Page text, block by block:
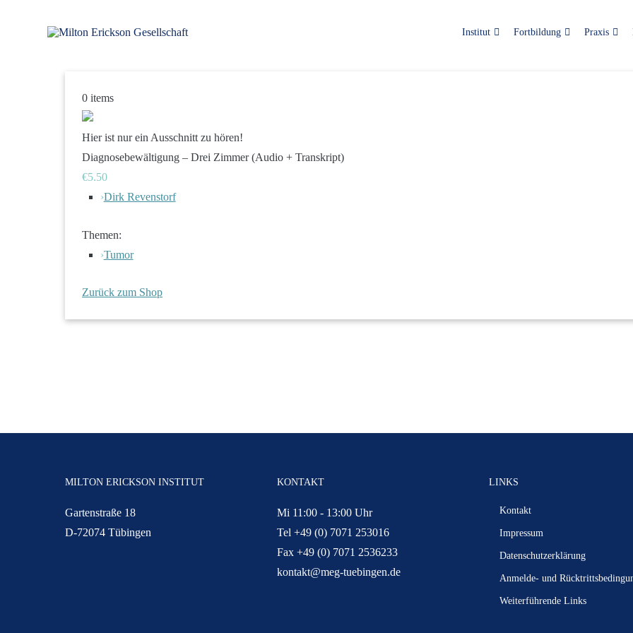
Institut Fortbildung Praxis
0 items
Hier ist nur ein Ausschnitt zu hören!
Diagnosebewältigung – Drei Zimmer (Audio + Transkript)
€5.50
›Dirk Revenstorf
Themen:
›Tumor
Zurück zum Shop
MILTON ERICKSON INSTITUT
Gartenstraße 18
D-72074 Tübingen
KONTAKT
Mi 11:00 - 13:00 Uhr
Tel +49 (0) 7071 253016
Fax +49 (0) 7071 2536233
kontakt@meg-tuebingen.de
LINKS
Kontakt
Impressum
Datenschutzerklärung
Anmelde- und
Weiterführende Links